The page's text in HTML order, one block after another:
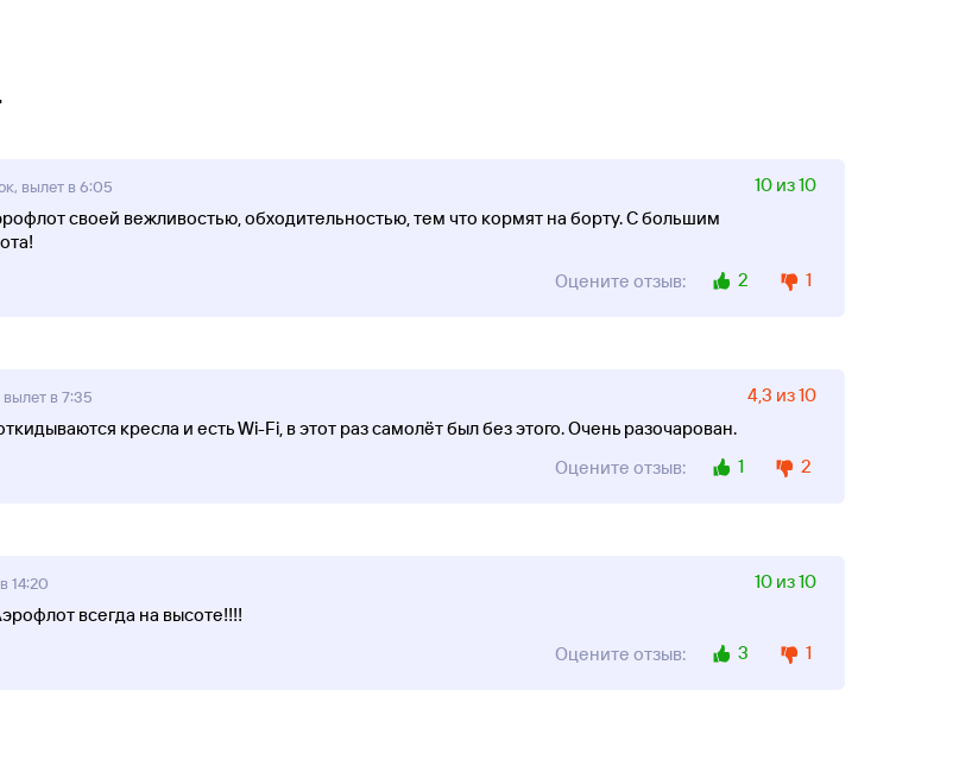
вылет в 6:05
10 из 10
своей вежливостью, обходительностью, тем что кормят на борту. С большим
Оцените отзыв:
2 1
в 7:35
4,3 из 10
кресла и есть Wi-Fi, в этот раз самолёт был без этого. Очень разочарован.
Оцените отзыв:
1 2
14:20
10 из 10
всегда на высоте!!!!
Оцените отзыв:
3 1